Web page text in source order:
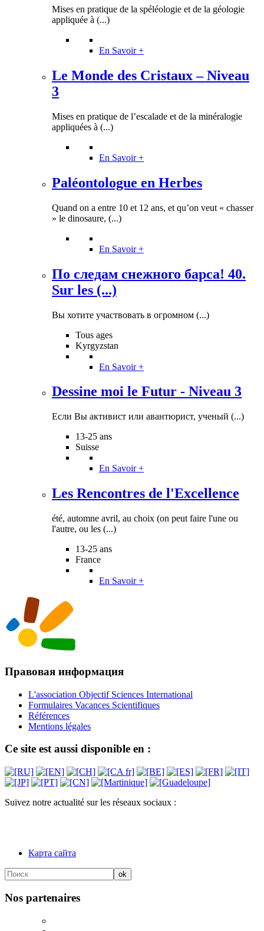
Mises en pratique de la spéléologie et de la géologie
appliquée à (...)
En Savoir +
Le Monde des Cristaux – Niveau
3
Mises en pratique de l’escalade et de la minéralogie
appliquées à (...)
En Savoir +
Paléontologue en Herbes
Quand on a entre 10 et 12 ans, et qu’on veut « chasser
» le dinosaure, (...)
En Savoir +
По следам снежного барса! 40.
Sur les (...)
Вы хотите участвовать в огромном (...)
Tous ages
Kyrgyzstan
En Savoir +
Dessine moi le Futur - Niveau 3
Если Вы активист или авантюрист, ученый (...)
13-25 ans
Suisse
En Savoir +
Les Rencontres de l'Excellence
été, automne avril, au choix (on peut faire l'une ou
l'autre, ou les (...)
13-25 ans
France
En Savoir +
Правовая информация
L'association Objectif Sciences International
Formulaires Vacances Scientifiques
Références
Mentions légales
Ce site est aussi disponible en :
Suivez notre actualité sur les réseaux sociaux :
Карта сайта
Nos partenaires